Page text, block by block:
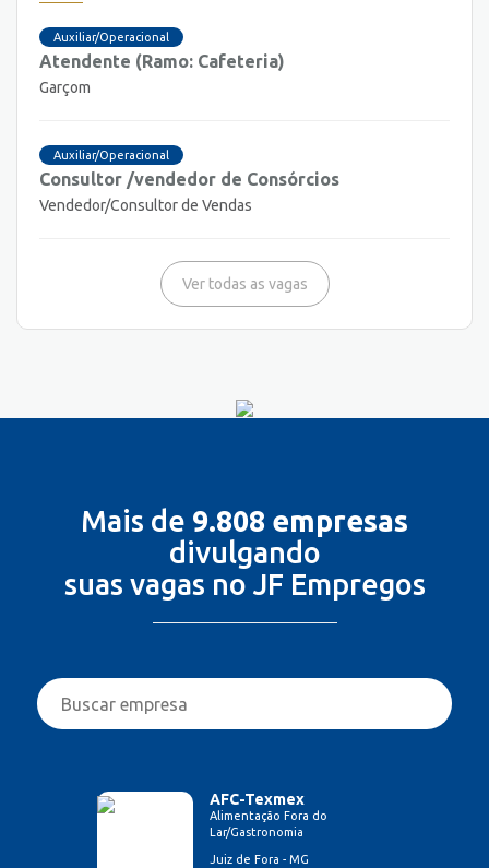
Auxiliar/Operacional
Atendente (Ramo: Cafeteria)
Garçom
Auxiliar/Operacional
Consultor /vendedor de Consórcios
Vendedor/Consultor de Vendas
Ver todas as vagas
Mais de 9.808 empresas
divulgando
suas vagas no JF Empregos
AFC-Texmex
Alimentação Fora do
Lar/Gastronomia
Juiz de Fora - MG